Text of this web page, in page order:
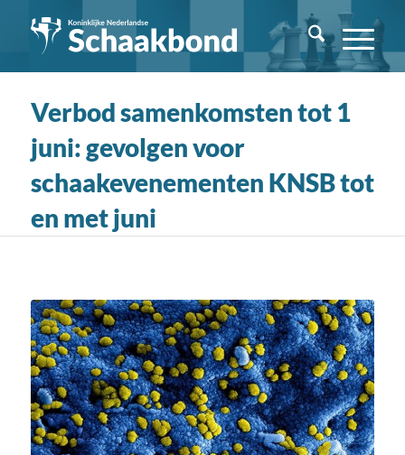
Verbod samenkomsten tot 1
juni: gevolgen voor
schaakevenementen KNSB tot
en met juni